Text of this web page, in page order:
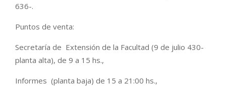
636-.
Puntos de venta:
Secretaría de Extensión de la Facultad (9 de julio 430-
planta alta), de 9 a 15 hs.,
Informes (planta baja) de 15 a 21:00 hs.,